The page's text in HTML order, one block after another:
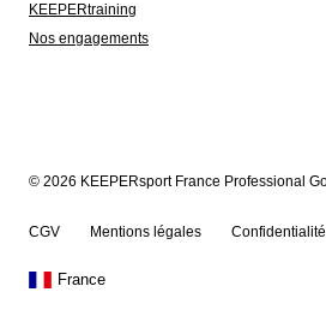
KEEPERtraining
Nos engagements
© 2026 KEEPERsport France Professional
CGV Mentions légales Confidentialité
France